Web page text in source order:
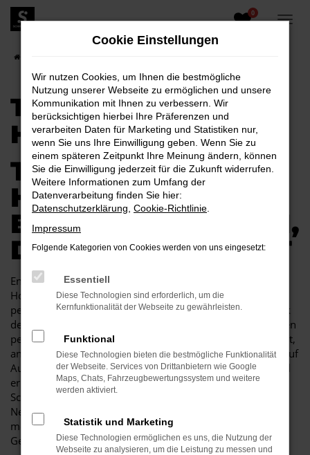
Zum
Hauptinhalt
0
TOYOTA AYGO FÜR
HOYERSWERDA
TOYOTA AYGO FÜR
HOYERSWERDA
EINE KOMBINATION,
DIE EINFACH PASST
Endlich angekommen: mit einem Toyota Aygo in
Hoyerswerda machen Sie alles richtig und sitzen im
perfekten Fahrzeug für diese Stadt. Einerseits sind Sie dank
der Wendigkeit und der sparsamen und effizienten Motoren
perfekt auf den Stadtverkehr von Hoyerswerda eingerichtet,
andererseits ist der Toyota Aygo jedoch auch für Fahrten auf
Autobahn oder Landstraße geeignet. Das vielseitige Modell
erhalten Sie als Kunde aus Hoyerswerda im Autohaus
Schiefelbein. Wir bieten Ihnen den Toyota Aygo sowohl als
Neuwagen als auch als Tageszulassung. Wer noch etwas
mehr sparen möchte, entscheidet sich für ein
Gebrauchtfahrzeug oder einen Jahreswagen.
Cookie Einstellungen
Wir nutzen Cookies, um Ihnen die bestmögliche
Nutzung unserer Webseite zu ermöglichen und unsere
Kommunikation mit Ihnen zu verbessern. Wir
berücksichtigen hierbei Ihre Präferenzen und
verarbeiten Daten für Marketing und Statistiken nur,
wenn Sie uns Ihre Einwilligung geben. Wenn Sie zu
einem späteren Zeitpunkt Ihre Meinung ändern, können
Sie die Einwilligung jederzeit für die Zukunft widerrufen.
Weitere Informationen zum Umfang der
Datenverarbeitung finden Sie hier:
Datenschutzerklärung Cookie-Richtlinie
Impressum
Folgende Kategorien von Cookies werden von uns eingesetzt:
Essentiell
Diese Technologien sind erforderlich, um die
Kernfunktionalität der Webseite zu gewährleisten.
Funktional
Diese Technologien bieten die bestmögliche Funktionalität
der Webseite. Services von Drittanbietern wie Google
Maps, Chats, Fahrzeugbewertungssystem und weitere
werden aktiviert.
Statistik und Marketing
Diese Technologien ermöglichen es uns, die Nutzung der
Webseite zu analysieren, um die Leistung zu messen und